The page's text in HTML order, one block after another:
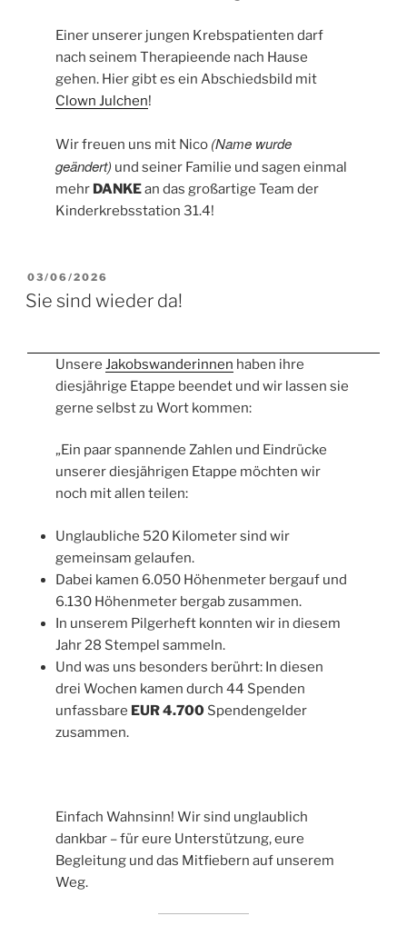
Einer unserer jungen Krebspatienten darf
nach seinem Therapieende nach Hause
gehen. Hier gibt es ein Abschiedsbild mit
Clown Julchen!
Wir freuen uns mit Nico (Name wurde
geändert) und seiner Familie und sagen einmal
mehr DANKEan das großartige Team der
Kinderkrebsstation 31.4!
VERÖFFENTLICHT
AM
03/06/2026
Sie sind wieder da!
UnsereJakobswanderinnen haben ihre
diesjährige Etappe beendet und wir lassen sie
gerne selbst zu Wort kommen:
„Ein paar spannende Zahlen und Eindrücke
unserer diesjährigen Etappe möchten wir
noch mit allen teilen:
Unglaubliche 520 Kilometer sind wir
gemeinsam gelaufen.
Dabei kamen 6.050 Höhenmeter bergauf und
6.130 Höhenmeter bergab zusammen.
In unserem Pilgerheft konnten wir in diesem
Jahr 28 Stempel sammeln.
Und was uns besonders berührt: In diesen
drei Wochen kamen durch 44 Spenden
unfassbare EUR 4.700 Spendengelder
zusammen.
Einfach Wahnsinn! Wir sind unglaublich
dankbar – für eure Unterstützung, eure
Begleitung und das Mitfiebern auf unserem
Weg.